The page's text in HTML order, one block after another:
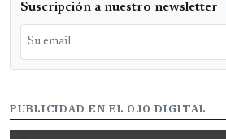
Suscripción a nuestro newsletter
PUBLICIDAD EN EL OJO DIGITAL